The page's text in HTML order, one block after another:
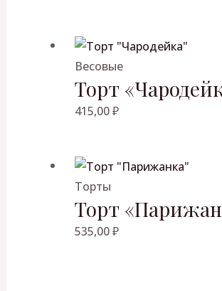
Весовые
Торт
415,00₽
Торты
Торт
535,00₽